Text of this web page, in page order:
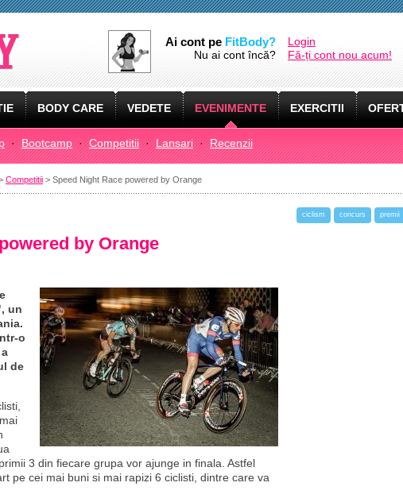
Ai cont pe FitBody?
Login
Nu ai cont încă?
Fă-ți cont nou acum!
BODY CARE VEDETE EVENIMENTE EXERCITII
· Bootcamp · Competitii · Lansari · Recenzii
Competitii > Speed Night Race powered by Orange
ciclism concurs premii
by Orange
un
o
de
3 din fiecare grupa vor ajunge in finala. Astfel
pe cei mai buni si mai rapizi 6 ciclisti, dintre care va